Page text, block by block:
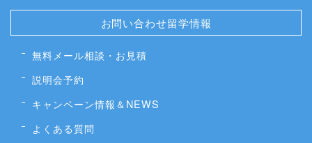
お問い合わせ留学情報
無料メール相談・お見積
説明会予約
キャンペーン情報＆NEWS
よくある質問